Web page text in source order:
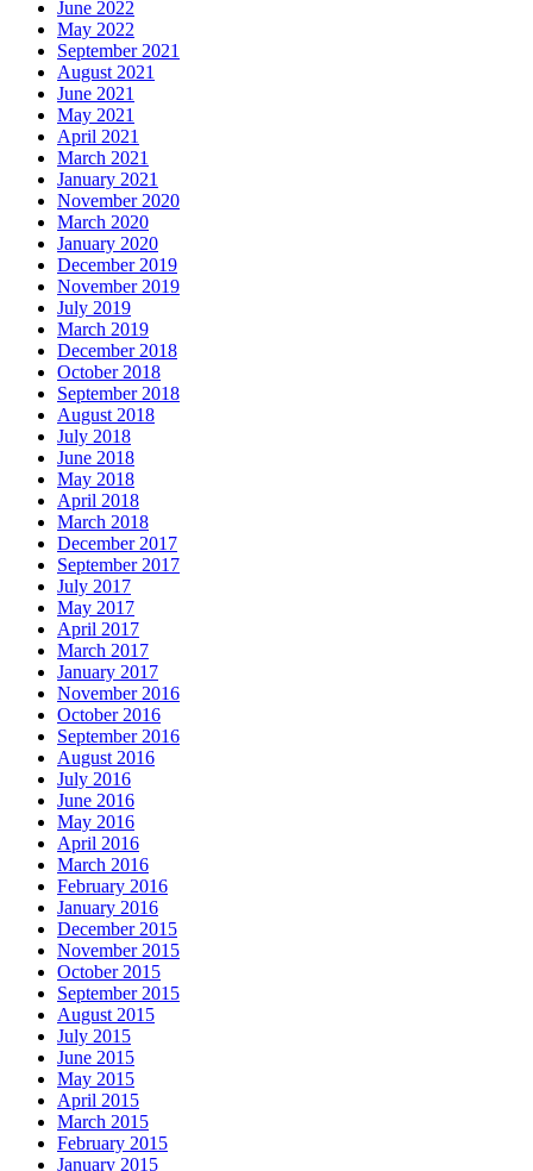
June 2022
May 2022
September 2021
August 2021
June 2021
May 2021
April 2021
March 2021
January 2021
November 2020
March 2020
January 2020
December 2019
November 2019
July 2019
March 2019
December 2018
October 2018
September 2018
August 2018
July 2018
June 2018
May 2018
April 2018
March 2018
December 2017
September 2017
July 2017
May 2017
April 2017
March 2017
January 2017
November 2016
October 2016
September 2016
August 2016
July 2016
June 2016
May 2016
April 2016
March 2016
February 2016
January 2016
December 2015
November 2015
October 2015
September 2015
August 2015
July 2015
June 2015
May 2015
April 2015
March 2015
February 2015
January 2015